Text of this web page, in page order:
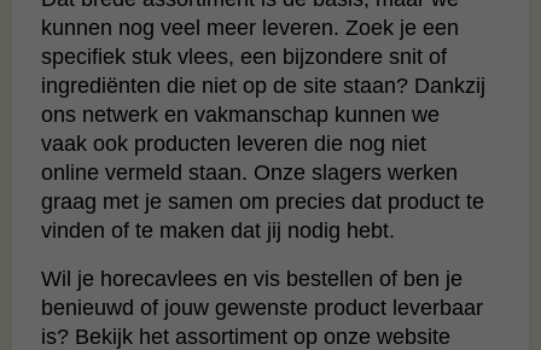
kunnen nog veel meer leveren. Zoek je een
specifiek stuk vlees, een bijzondere snit of
ingrediënten die niet op de site staan? Dankzij
ons netwerk en vakmanschap kunnen we
vaak ook producten leveren die nog niet
online vermeld staan. Onze slagers werken
graag met je samen om precies dat product te
vinden of te maken dat jij nodig hebt.
Wil je horecavlees en vis bestellen of ben je
benieuwd of jouw gewenste product leverbaar
is? Bekijk het assortiment op onze website